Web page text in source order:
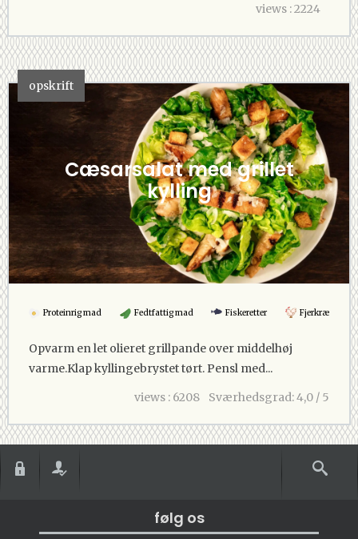
views : 2224
opskrift
Cæsarsalat med grillet
kylling
Proteinrig mad Fedtfattig mad Fiskeretter Fjerkræ
Opvarm en let olieret grillpande over middelhøj
varme.Klap kyllingebrystet tørt. Pensl med...
Sværhedsgrad: 4,0 / 5
views : 6208
følg os